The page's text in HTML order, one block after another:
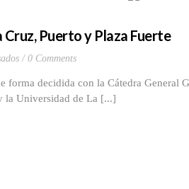
Puerto y Plaza Fuerte
0 Comments
decidida con la Cátedra General
la Universidad de La [...]